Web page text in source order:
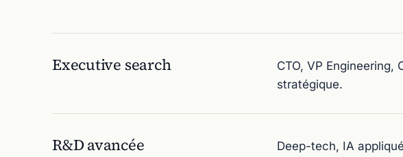
Executive search
CTO, VP
stratégique.
R&D avancée
Deep-tech, IA